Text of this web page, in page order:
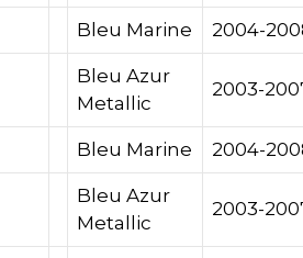
Bleu Marine 2004-
Bleu Azur
Metallic
2003-
Bleu Marine 2004-
Bleu Azur
Metallic
2003-